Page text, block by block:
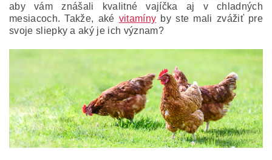
aby vám znášali kvalitné vajíčka aj v chladných
mesiacoch. Takže, aké vitamíny by ste mali zvážiť pre
svoje sliepky a aký je ich význam?